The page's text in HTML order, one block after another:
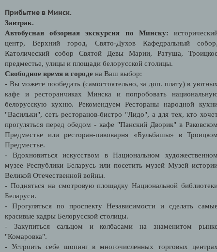
Прибытие в Минск.
Завтрак.
Автобусная обзорная экскурсия по Минску:
центр, Верхний город, Свято-Духов Кафедральный
Католический собор Святой Девы Марии, Ратуша,
предместье, улицы и площади белорусской столицы.
Свободное время в городе на Ваш выбор:
- Вы можете пообедать (самостоятельно, за доп. плату) в
кафе и ресторанчиках Минска и попробовать
белорусскую кухню. Рекомендуем Рестораны народной
"Васильки", сеть ресторанов-бистро "Лидо", а для тех, кто
прогуляться перед обедом - кафе "Панский Дворик" в
Предместье или ресторан-пивоварня «Бульбашы» в
Предместье.
- Вдохновиться искусством в Национальном
музее Республики Беларусь или посетить музей Музей
Великой Отечественной войны.
- Подняться на смотровую площадку Национальной
Беларуси.
- Прогуляться по проспекту Независимости и сделать
красивые кадры Белорусской столицы.
- Закупиться сальцом и колбасами на знаменитом
"Комаровка".
- Устроить себе шопинг в многочисленных торговых